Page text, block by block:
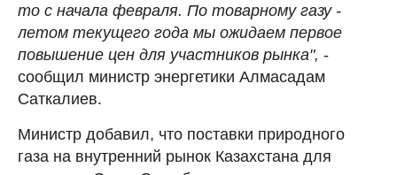
то с начала февраля. По товарному газу -
летом текущего года мы ожидаем первое
повышение цен для участников рынка", -
сообщил министр энергетики Алмасадам
Саткалиев.
Министр добавил, что поставки природного
газа на внутренний рынок Казахстана для